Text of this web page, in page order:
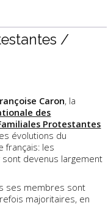
/
Caron, la
des
Protestantes
évolutions du
français: les
sont devenus largement
ses membres sont
majoritaires, en